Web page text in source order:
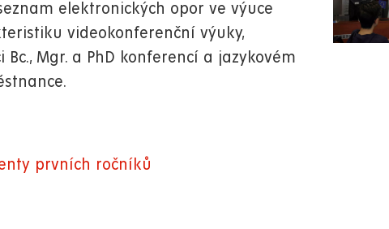
elektronických opor ve výuce
videokonferenční výuky,
Mgr. a PhD konferencí a jazykovém
prvních ročníků